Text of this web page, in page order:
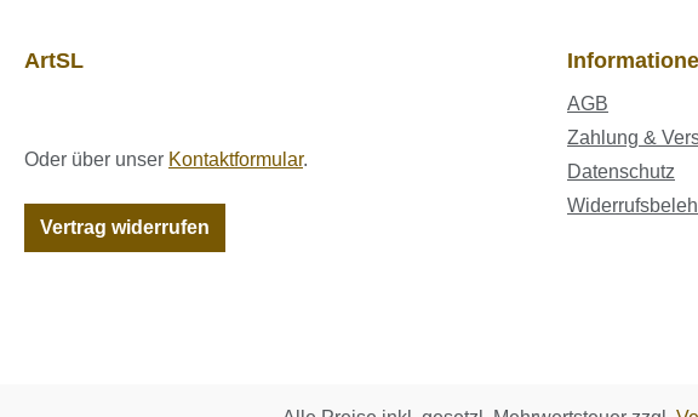
ArtSL
Oder über unser Kontaktformular.
Vertrag widerrufen
AGB
Zahlung &
Datenschutz